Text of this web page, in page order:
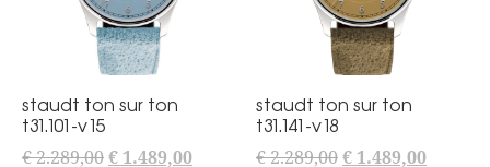
staudt ton sur ton
t31.101-v15
€2.289,00€ 1.489,00
staudt ton sur ton
t31.141-v18
€2.289,00€ 1.489,00